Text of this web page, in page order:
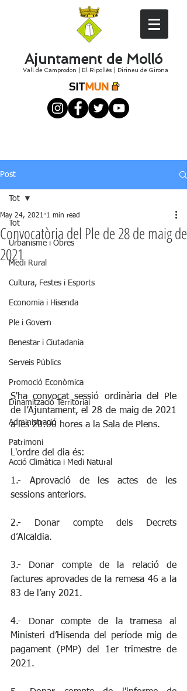
Ajuntament de Molló
Vall de Camprodon El Ripollès Pirineu de Girona
Post
Tot
Urbanisme i Obres
Medi Rural
Cultura, Festes i Esports
Economia i Hisenda
Ple i Govern
Benestar i Ciutadania
Serveis Públics
Promoció Econòmica
Dinamització Territorial
Administració
Patrimoni
Acció Climàtica i Medi Natural
Tot
Convocatòria del Ple de 28 de maig de
2021
May 24, 2021 1 min read
S'ha convocat sessió ordinària del Ple
de l’Ajuntament, el 28 de maig de 2021
a les 20:00 hores a la Sala de Plens.
L'ordre del dia és:
1.- Aprovació de les actes de les
sessions anteriors.
2.- Donar compte dels Decrets
d’Alcaldia.
3.- Donar compte de la relació de
factures aprovades de la remesa 46 a la
83 de l’any 2021.
4.- Donar compte de la tramesa al
Ministeri d’Hisenda del període mig de
pagament (PMP) del 1er trimestre de
2021.